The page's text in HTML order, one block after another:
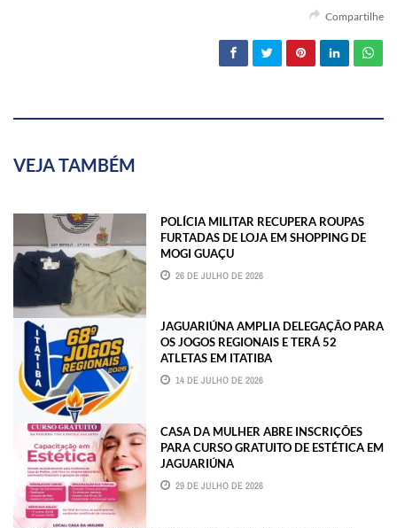
Compartilhe
VEJA TAMBÉM
POLÍCIA MILITAR RECUPERA ROUPAS
FURTADAS DE LOJA EM SHOPPING DE
MOGI GUAÇU
26 DE JULHO DE 2026
JAGUARIÚNA AMPLIA DELEGAÇÃO PARA
OS JOGOS REGIONAIS E TERÁ 52
ATLETAS EM ITATIBA
14 DE JULHO DE 2026
CASA DA MULHER ABRE INSCRIÇÕES
PARA CURSO GRATUITO DE ESTÉTICA EM
JAGUARIÚNA
29 DE JULHO DE 2026